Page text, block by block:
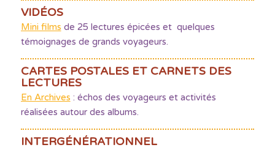
VIDÉOS
Mini films de 25 lectures épicées et quelques
témoignages de grands voyageurs.
CARTES POSTALES ET CARNETS DES
LECTURES
En Archives : échos des voyageurs et activités
réalisées autour des albums.
INTERGÉNÉRATIONNEL